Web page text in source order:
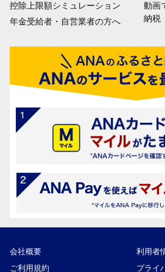
控除上限額シミュレーション
年金受給者・自営業者の方へ
動画
納税
会社概要
利用者
ご利用規約
プライ